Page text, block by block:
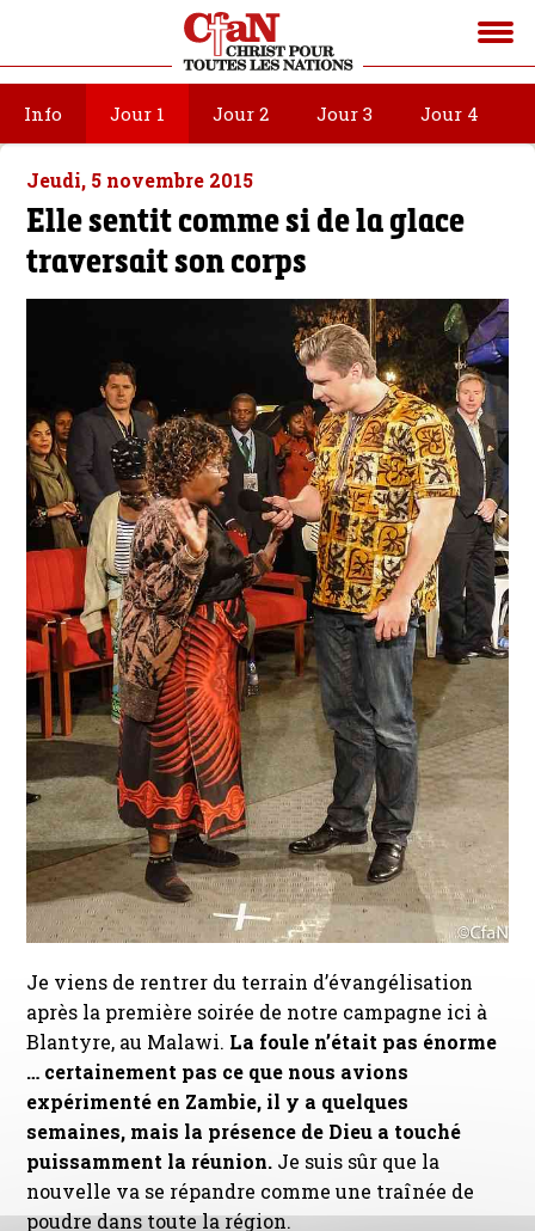
Info Jour 1 Jour 2 Jour 3 Jour 4
Jeudi, 5 novembre 2015
Elle sentit comme si de la glace
traversait son corps
Je viens de rentrer du terrain d’évangélisation
après la première soirée de notre campagne ici à
Blantyre, au Malawi. La foule n’était pas énorme
… certainement pas ce que nous avions
expérimenté en Zambie, il y a quelques
semaines, mais la présence de Dieu a touché
puissamment la réunion. Je suis sûr que la
nouvelle va se répandre comme une traînée de
poudre dans toute la région.